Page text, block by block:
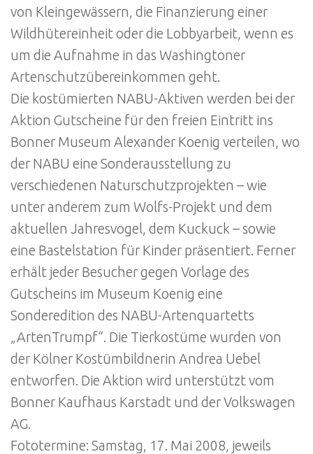
von Kleingewässern, die Finanzierung einer
Wildhütereinheit oder die Lobbyarbeit, wenn es
um die Aufnahme in das Washingtoner
Artenschutzübereinkommen geht.
Die kostümierten NABU-Aktiven werden bei der
Aktion Gutscheine für den freien Eintritt ins
Bonner Museum Alexander Koenig verteilen, wo
der NABU eine Sonderausstellung zu
verschiedenen Naturschutzprojekten – wie
unter anderem zum Wolfs-Projekt und dem
aktuellen Jahresvogel, dem Kuckuck – sowie
eine Bastelstation für Kinder präsentiert. Ferner
erhält jeder Besucher gegen Vorlage des
Gutscheins im Museum Koenig eine
Sonderedition des NABU-Artenquartetts
„ArtenTrumpf“. Die Tierkostüme wurden von
der Kölner Kostümbildnerin Andrea Uebel
entworfen. Die Aktion wird unterstützt vom
Bonner Kaufhaus Karstadt und der Volkswagen
AG.
Fototermine: Samstag, 17. Mai 2008, jeweils